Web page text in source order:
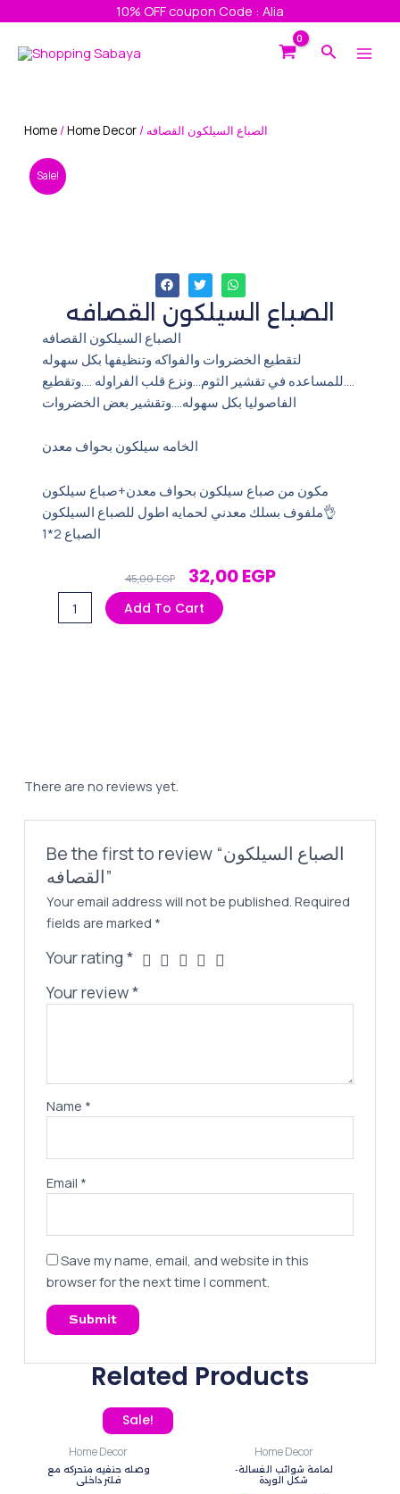
content
10% OFF coupon Code : Alia
Search
الصباع السيلكون القصافه
الصباع السيلكون القصافه
لتقطيع الخضروات والفواكه وتنظيفها بكل سهوله
….للمساعده في تقشير الثوم…ونزع قلب الفراوله ….وتقطيع
الفاصوليا بكل سهوله….وتقشير بعض الخضروات
الخامه سيلكون بحواف معدن
مكون من صباع سيلكون بحواف معدن+صباع سيلكون
ملفوف بسلك معدني لحمايه اطول للصباع السيلكون👌
الصباع 2*1
45,00EGP Original
Price
Was:
32,00EGPCurrent
السيلكون
Add To Cart
Home/Home Decor / الصباع السيلكون القصافه
Sale!
There are no reviews yet.
Be the first to review “الصباع السيلكون
القصافه”
Your email address will not be published. Required
fields are marked *
Your rating*
Your review*
Name *
Email *
Save my name, email, and website in this
browser for the next time I comment.
Related Products
Sale!
Home Decor
وصله حنفيه متحركه مع
فلتر داخلي
Original price was: 250,00 EGP.
Current price is: 115,00 EGP.
Home Decor
لمامة شوائب الغسالة-
شكل الوردة